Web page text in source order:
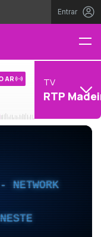
Entrar
AR TV
RTP